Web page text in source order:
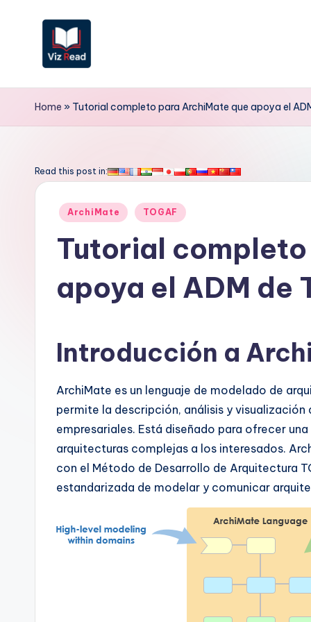
V
iz
e
A
Home » Tutorial completo para ArchiMate que apoya el
Read this post in:
Publicado
ArchiMate TOGAF
Tutorial
apoya el ADM de
Introducción a
ArchiMate es un lenguaje de modelado de
permite la descripción, análisis y
empresariales. Está diseñado para ofrecer
arquitecturas complejas a los interesados.
con el Método de Desarrollo de Arquitectura
estandarizada de modelar y comunicar